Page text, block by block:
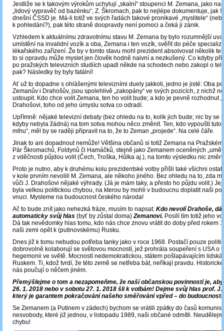
Jestliže se k takovým výrokům uchylují „skalní“ stoupenci M. Zemana, jako
„lidový vypravěč od bazénku“, Z. Škromach, pak to nejlépe dokumentuje, jak
dnešní ČSSD je. Má-li totiž ve svých řadách takové pronikavé „myslitele“
k pohledání?), pak této straně doopravdy není pomoci a čeká ji zánik.
Vzhledem k aktuálnímu zdravotnímu stavu M. Zemana by bylo rozumnější
umístění na invalidní vozík a oba, Zemana i ten vozík, svěřit do péče
lékařského zařízení. Že by v tomto stavu mohl prezident absolvovat několik
to si opravdu může myslet jen člověk hodně naivní a nezkušený. Co kdyby při
po pražských televizních studiích upadl někde na schodech nebo zakopl o
pak? Následky by byly fatální!
Ať už to dopadne s ohlášenými televizními duely jakkoli, jedno je jisté: Oba
Zemanův i Drahošův, jsou spolehlivě „zakopány“ ve svých pozicích, z nichž
ustoupit. Kdo chce volit Zemana, ten ho volit bude; a kdo je pevně rozhodnut
Drahošovi, toho od jeho úmyslu sotva co odradí.
Upřímně: nějaké televizní debaty (bez ohledu na to, kolik jich bude; nic by se
kdyby nebyla žádná) na tom sotva mohou něco změnit. Ten, kdo vypouští tuto
mlhu“, měl by se raději připravit na to, že to Zeman „projede“. Na celé čáře.
Jinak to ani dopadnout nemůže! Většina občanů si totiž Zemana na
Pár Škromachů, Foldynů či Hamáčků, stejně jako Zemanem oceněných
z vděčnosti půjdou volit (Čech, Troška, Hůlka aj.), na tomto výsledku nic
Proto je nutno, aby k druhému kolu prezidentské volby přišli také všichni
v kole prvním nevolili M. Zemana, ale někoho jiného. Bez ohledu na to, zda
vůči J. Drahošovi nějaké výhrady. (Já je mám taky, a přesto ho půjdu volit.)
byla velkou politickou chybou, na kterou by mohli v budoucnu doplatit naši
vnuci. Mysleme na budoucnost českého národa!
Ač to bude znít jako nehezká fráze, musím to napsat: Kdo nevolí Drahoše,
automaticky svůj hlas (byť by zůstal doma)Zemanovi. Posílí tím totiž jeho
Dá tak nevědomky hlas tomu, kdo nás chce znovu vrátit do doby před rokem
naši zemi opět k (putinovskému) Rusku.
Dnes již k tomu nebudou potřeba tanky jako v roce 1968. Postačí pouze
dobrovolně kolaborují se světovou mocností, jež prohrála soupeření s USA o
hegemonii ve světě. Mocností nedemokratickou, státem pošlapávajícím lidská
Ruskem. Ti, kdož tvrdí, že této země se netřeba bát, neříkají pravdu.
nás poučují o něčem jiném.
Přemýšlejme o tom a nezapomeňme, že naší občanskou povinností je,
26. 1. 2018 nebo v sobotu 27. 1. 2018 šli k volbám! Dejme svůj hlas prof. J.
který je garantem pokračování našeho směřování vpřed – do budoucnosti!
Se Zemanem (a Putinem v zádech) bychom se vrátili zpátky do časů
nesvobody, které již jednou, v listopadu 1989, naši občané odmítli.
chybu!